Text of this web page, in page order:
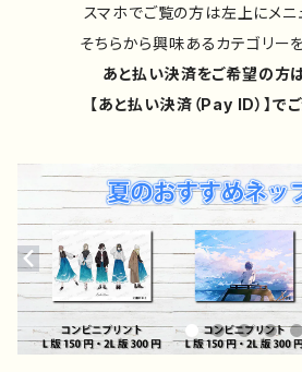
スマホでご覧の方は左上にメ
そちらから興味あるカテゴリー
あと払い決済をご希望の方
【あと払い決済（Pay ID）】で